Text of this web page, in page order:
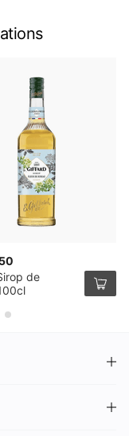
de